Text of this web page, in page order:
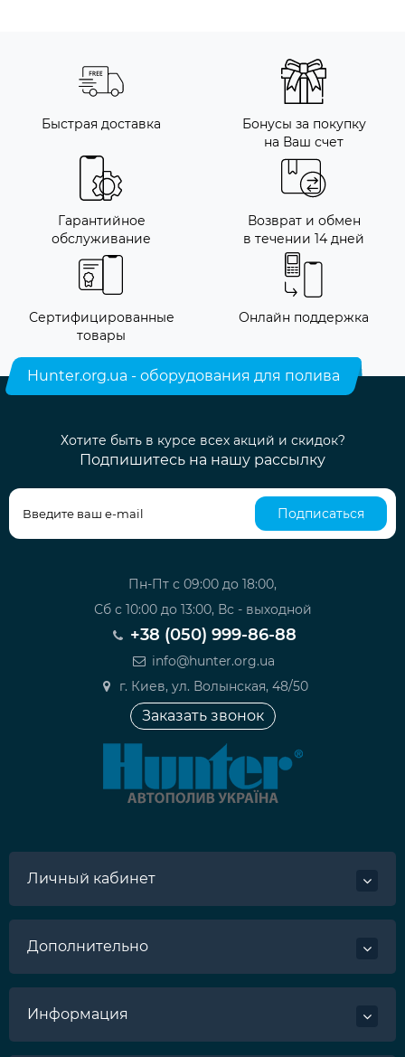
Быстрая доставка
Бонусы за покупку
на Ваш счет
Гарантийное
обслуживание
Возврат и обмен
в течении 14 дней
Сертифицированные
товары
Онлайн поддержка
Hunter.org.ua - оборудования для полива
Хотите быть в курсе всех акций и скидок?
Подпишитесь на нашу рассылку
Подписаться
Пн-Пт с 09:00 до 18:00,
Сб с 10:00 до 13:00, Вс - выходной
+38 (050) 999-86-88
info@hunter.org.ua
г. Киев, ул. Волынская, 48/50
Заказать звонок
Личный кабинет
Дополнительно
Информация